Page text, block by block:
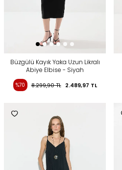
Büzgülü Kayık Yaka Uzun Likralı
Abiye Elbise - Siyah
%70 8.299,90TL 2.489,97 TL